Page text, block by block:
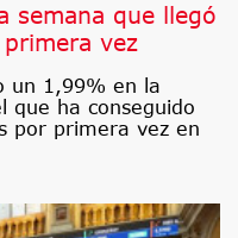
semana que llegó
vez
un 1,99% en la
que ha conseguido
por primera vez en